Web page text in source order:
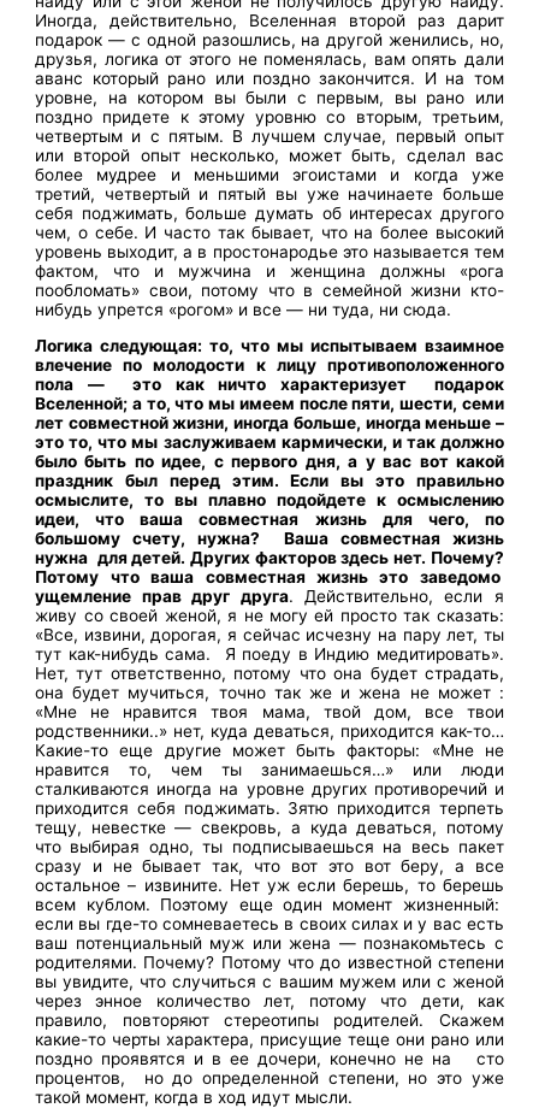
Иногда, действительно, Вселенная второй раз дарит
подарок — с одной разошлись, на другой женились, но,
друзья, логика от этого не поменялась, вам опять дали
аванс который рано или поздно закончится. И на том
уровне, на котором вы были с первым, вы рано или
поздно придете к этому уровню со вторым, третьим,
четвертым и с пятым. В лучшем случае, первый опыт
или второй опыт несколько, может быть, сделал вас
более мудрее и меньшими эгоистами и когда уже
третий, четвертый и пятый вы уже начинаете больше
себя поджимать, больше думать об интересах другого
чем, о себе. И часто так бывает, что на более высокий
уровень выходит, а в простонародье это называется тем
фактом, что и мужчина и женщина должны «рога
пообломать» свои, потому что в семейной жизни кто-
нибудь упрется «рогом» и все — ни туда, ни сюда.
Логика следующая: то, что мы испытываем взаимное
влечение по молодости к лицу противоположенного
пола — это как ничто характеризует подарок
Вселенной; а то, что мы имеем после пяти, шести, семи
лет совместной жизни, иногда больше, иногда меньше –
это то, что мы заслуживаем кармически, и так должно
было быть по идее, с первого дня, а у вас вот какой
праздник был перед этим. Если вы это правильно
осмыслите, то вы плавно подойдете к осмыслению
идеи, что ваша совместная жизнь для чего, по
большому счету, нужна? Ваша совместная жизнь
нужна для детей. Других факторов здесь нет. Почему?
Потому что ваша совместная жизнь это заведомо
ущемление прав друг друга. Действительно, если я
живу со своей женой, я не могу ей просто так сказать:
«Все, извини, дорогая, я сейчас исчезну на пару лет, ты
тут как-нибудь сама. Я поеду в Индию медитировать».
Нет, тут ответственно, потому что она будет страдать,
она будет мучиться, точно так же и жена не может :
«Мне не нравится твоя мама, твой дом, все твои
родственники..» нет, куда деваться, приходится как-то…
Какие-то еще другие может быть факторы: «Мне не
нравится то, чем ты занимаешься…» или люди
сталкиваются иногда на уровне других противоречий и
приходится себя поджимать. Зятю приходится терпеть
тещу, невестке — свекровь, а куда деваться, потому
что выбирая одно, ты подписываешься на весь пакет
сразу и не бывает так, что вот это вот беру, а все
остальное – извините. Нет уж если берешь, то берешь
всем кублом. Поэтому еще один момент жизненный:
если вы где-то сомневаетесь в своих силах и у вас есть
ваш потенциальный муж или жена — познакомьтесь с
родителями. Почему? Потому что до известной степени
вы увидите, что случиться с вашим мужем или с женой
через энное количество лет, потому что дети, как
правило, повторяют стереотипы родителей. Скажем
какие-то черты характера, присущие теще они рано или
поздно проявятся и в ее дочери, конечно не на сто
процентов, но до определенной степени, но это уже
такой момент, когда в ход идут мысли.